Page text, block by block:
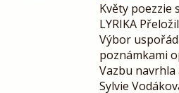
Květy poezzie
LYRIKA
Výbor
poznámkami
Vazbu
Sylvie